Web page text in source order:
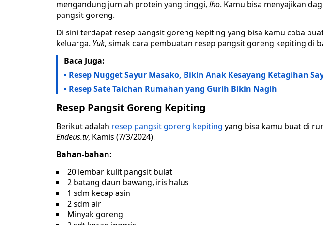
mengandung jumlah protein yang tinggi, lho. Kamu bisa menyajikan
pangsit goreng.
Di sini terdapat resep pangsit goreng kepiting yang bisa kamu coba
keluarga. Yuk, simak cara pembuatan resep pangsit goreng kepiting di
Baca Juga:
Resep Nugget Sayur Masako, Bikin Anak Kesayang Ketagihan
Resep Sate Taichan Rumahan yang Gurih Bikin Nagih
Resep Pangsit Goreng Kepiting
Berikut adalah resep pangsit goreng kepiting yang bisa kamu buat di
Endeus.tv, Kamis (7/3/2024).
Bahan-bahan:
20 lembar kulit pangsit bulat
2 batang daun bawang, iris halus
1 sdm kecap asin
2 sdm air
Minyak goreng